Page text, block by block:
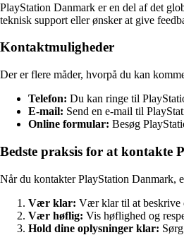
PlayStation Danmark er en del af det
teknisk support eller ønsker at give
Kontaktmuligheder
Der er flere måder, hvorpå du kan
Telefon: Du kan ringe til
E-mail: Send en e-mail til
Online formular: Besøg
Bedste praksis for at kontakte
Når du kontakter PlayStation Danmark,
Vær klar: Vær klar til at beskrive
Vær høflig: Vis høflighed og
Hold dine oplysninger klar: